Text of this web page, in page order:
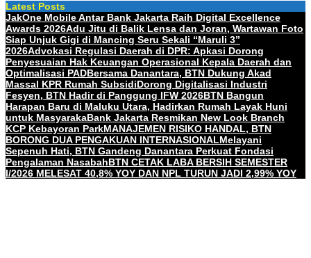
Latest Posts
JakOne Mobile Antar Bank Jakarta Raih Digital Excellence
Awards 2026Adu Jitu di Balik Lensa dan Joran, Wartawan Foto
Siap Unjuk Gigi di Mancing Seru Sekali “Maruli 3”
2026Advokasi Regulasi Daerah di DPR: Apkasi Dorong
Penyesuaian Hak Keuangan Operasional Kepala Daerah dan
Optimalisasi PADBersama Danantara, BTN Dukung Akad
Massal KPR Rumah SubsidiDorong Digitalisasi Industri
Fesyen, BTN Hadir di Panggung IFW 2026BTN Bangun
Harapan Baru di Maluku Utara, Hadirkan Rumah Layak Huni
untuk MasyarakaBank Jakarta Resmikan New Look Branch
KCP Kebayoran ParkMANAJEMEN RISIKO HANDAL, BTN
BORONG DUA PENGAKUAN INTERNASIONALMelayani
Sepenuh Hati, BTN Gandeng Danantara Perkuat Fondasi
Pengalaman NasabahBTN CETAK LABA BERSIH SEMESTER
I/2026 MELESAT 40,8% YOY DAN NPL TURUN JADI 2,99% YOY